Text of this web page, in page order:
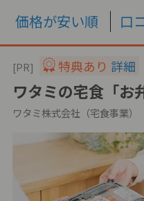
価格が安い順 口
[PR] 特典あり 詳細
ワタミの宅食「お
ワタミ株式会社（宅食事業）